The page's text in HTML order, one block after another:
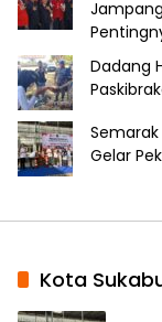
Dadang
Semarak
Gelar
Kota